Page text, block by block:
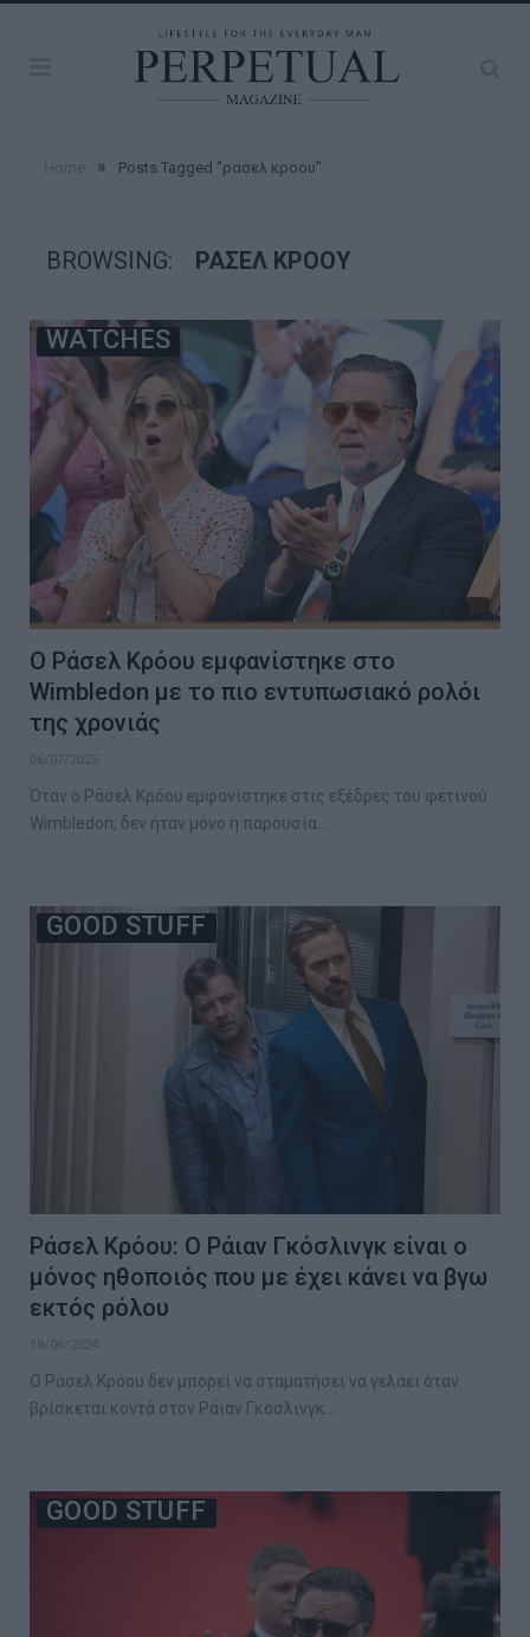
» Posts Tagged "ρασελ κροου"
BROWSING: ΡΑΣΕΛ ΚΡΟΟΥ
WATCHES
Ο Ράσελ Κρόου εμφανίστηκε στο
Wimbledon με το πιο εντυπωσιακό ρολόι
της χρονιάς
06/07/2025
Όταν ο Ράσελ Κρόου εμφανίστηκε στις εξέδρες του φετινού
Wimbledon, δεν ήταν μόνο η παρουσία…
GOOD STUFF
Ράσελ Κρόου: Ο Ράιαν Γκόσλινγκ είναι ο
μόνος ηθοποιός που με έχει κάνει να βγω
εκτός ρόλου
18/06/2024
Ο Ράσελ Κρόου δεν μπορεί να σταματήσει να γελάει όταν
βρίσκεται κοντά στον Ράιαν Γκόσλινγκ.…
GOOD STUFF